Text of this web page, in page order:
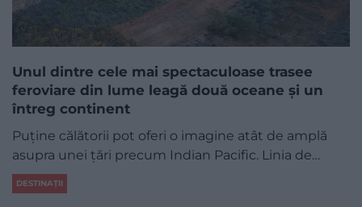
Unul dintre cele mai spectaculoase trasee
feroviare din lume leagă două oceane și un
întreg continent
Puține călătorii pot oferi o imagine atât de amplă
asupra unei țări precum Indian Pacific. Linia de…
DESTINAȚII